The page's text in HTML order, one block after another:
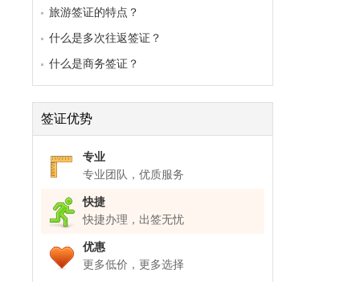
旅游签证的特点？
什么是多次往返签证？
什么是商务签证？
签证优势
专业
专业团队，优质服务
快捷
快捷办理，出签无忧
优惠
更多低价，更多选择